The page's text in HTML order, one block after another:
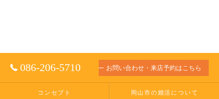
086-206-5710 お問い合わせ・来店予約はこちら
コンセプト 岡山市の婚活について